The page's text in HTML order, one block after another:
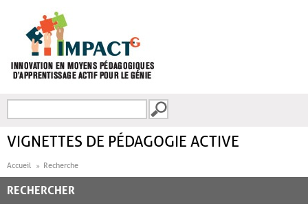
FORMULAIRE DE
VIGNETTES DE PÉDAGOGIE ACTIVE
Accueil Recherche
RECHERCHER